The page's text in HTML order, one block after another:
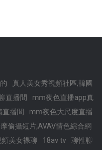
真人美女秀視頻社區,韓國
直播間
mm夜色直播app真
直播間
mm夜色大尺度直播
偷攝短片,AVAV情色綜合網
美女裸聊 18av tv
聊性聊